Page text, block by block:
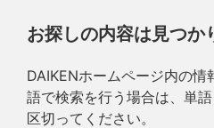
お探しの内容は見つか
DAIKENホームページ内の
語で検索を行う場合は、単
区切ってください。